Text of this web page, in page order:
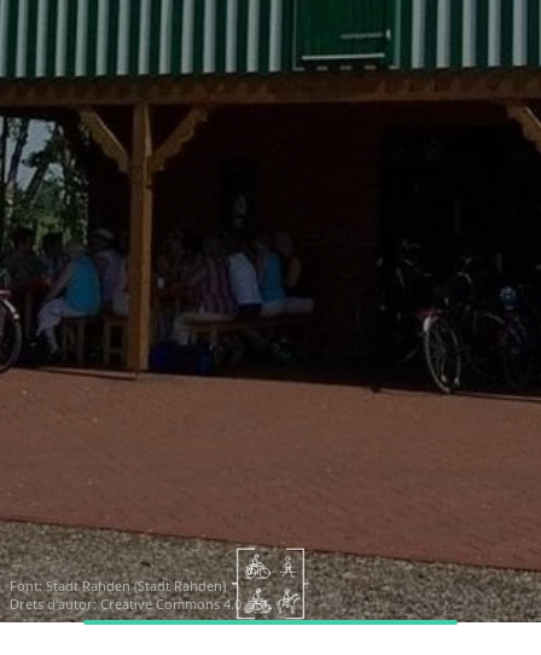
Font:Stadt Rahden (Stadt Rahden)
Drets d'autor: Creative Commons 4.0